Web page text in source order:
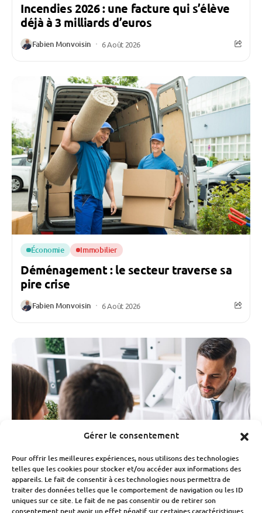
Gérer le consentement
Pour offrir les meilleures expériences, nous utilisons des technologies
telles que les cookies pour stocker et/ou accéder aux informations des
appareils. Le fait de consentir à ces technologies nous permettra de
traiter des données telles que le comportement de navigation ou les ID
uniques sur ce site. Le fait de ne pas consentir ou de retirer son
consentement peut avoir un effet négatif sur certaines caractéristiques
Incendies 2026 : une facture qui s’élève
déjà à 3 milliards d’euros
Fabien Monvoisin 6 Août 2026
Économie Immobilier
Déménagement : le secteur traverse sa
pire crise
Fabien Monvoisin 6 Août 2026